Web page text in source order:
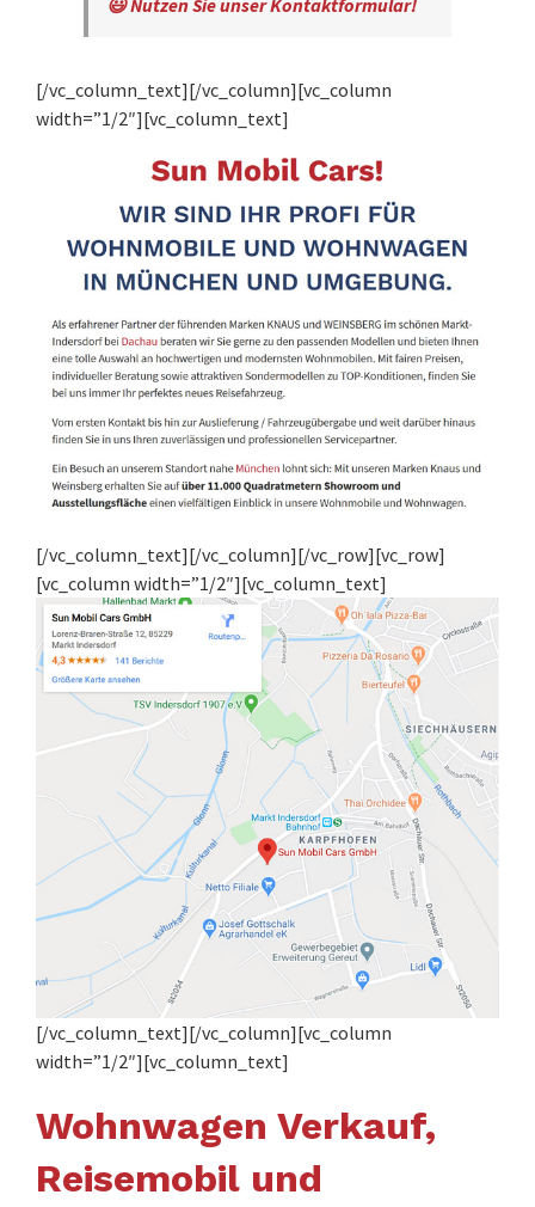
[/vc_column_text][/vc_column][vc_column
width=”1/2″][vc_column_text]
[/vc_column_text][/vc_column][/vc_row][vc_row]
[vc_column width=”1/2″][vc_column_text]
[/vc_column_text][/vc_column][vc_column
width=”1/2″][vc_column_text]
Wohnwagen Verkauf,
Reisemobil und